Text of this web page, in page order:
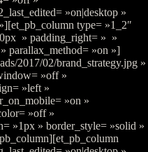
»on|desktop »
type= »1_2″
» padding_right= » »
parallax_method= »on »]
2017/02/brand_strategy.jpg »
»off »
»left »
»on »
»off »
»1px » border_style= »solid »